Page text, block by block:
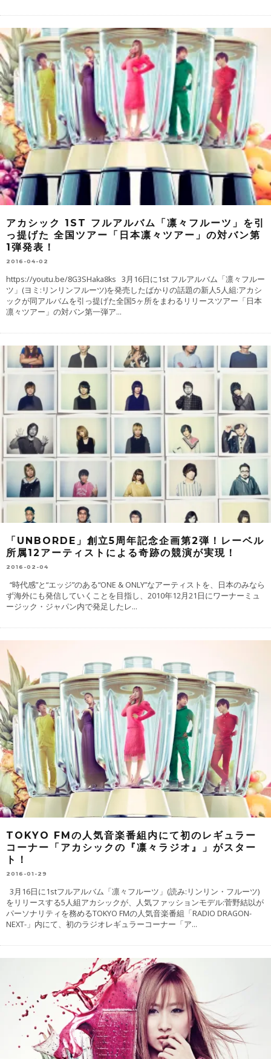
アカシック 1ST フルアルバム「凛々フルーツ」を引
っ提げた 全国ツアー「日本凛々ツアー」の対バン第
1弾発表！
2016-04-02
https://youtu.be/8G3SHaka8ks 3月16日に1st フルアルバム「凛々フルー
ツ」(ヨミ:リンリンフルーツ)を発売したばかりの話題の新人5人組:アカシ
ックが同アルバムを引っ提げた全国5ヶ所をまわるリリースツアー「日本
凛々ツアー」の対バン第一弾ア...
「UNBORDE」創立5周年記念企画第2弾！レーベル
所属12アーティストによる奇跡の競演が実現！
2016-02-04
“時代感”と“エッジ”のある“ONE & ONLY”なアーティストを、日本のみなら
ず海外にも発信していくことを目指し、2010年12月21日にワーナーミュ
ージック・ジャパン内で発足したレ...
TOKYO FMの人気音楽番組内にて初のレギュラー
コーナー「アカシックの『凛々ラジオ』」がスター
ト！
2016-01-29
3月16日に1stフルアルバム「凛々フルーツ」(読み:リンリン・フルーツ)
をリリースする5人組アカシックが、人気ファッションモデル:菅野結以が
パーソナリティを務めるTOKYO FMの人気音楽番組「RADIO DRAGON-
NEXT-」内にて、初のラジオレギュラーコーナー「ア...